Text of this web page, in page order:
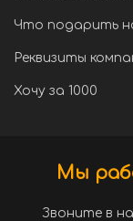
Что подарить
Реквизиты
Хочу за 1000
Мы
Звоните в